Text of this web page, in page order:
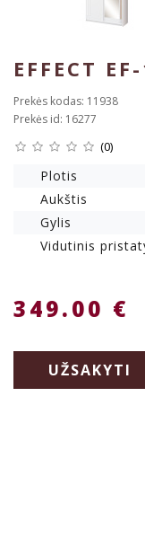
EFFECT
Prekės kodas: 11938
Prekės id: 16277
(0)
Plotis
Aukštis
Gylis
Vidutinis
349.00 €
UŽSAKYTI